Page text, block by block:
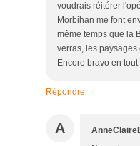
voudrais réitérer
Morbihan me font
même temps que la
verras, les
Encore bravo en tout
Répondre
A